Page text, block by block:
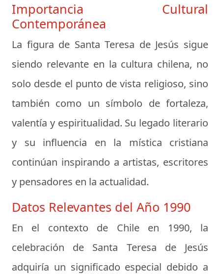
Importancia Cultural
Contemporánea
La figura de Santa Teresa de Jesús sigue
siendo relevante en la cultura chilena, no
solo desde el punto de vista religioso, sino
también como un símbolo de fortaleza,
valentía y espiritualidad. Su legado literario
y su influencia en la mística cristiana
continúan inspirando a artistas, escritores
y pensadores en la actualidad.
Datos Relevantes del Año 1990
En el contexto de Chile en 1990, la
celebración de Santa Teresa de Jesús
adquiría un significado especial debido a